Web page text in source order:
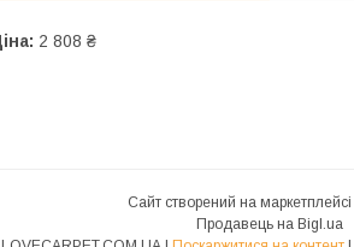
2 808 ₴
Сайт створений на маркетплейсі
Продавець на Bigl.ua